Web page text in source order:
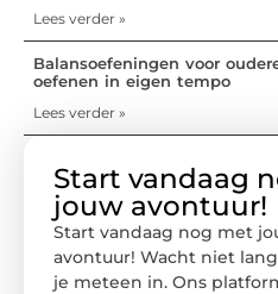
Lees verder »
Balansoefeningen voor
oefenen in eigen tempo
Lees verder »
Start vandaag
jouw avontuur!
Start vandaag nog met
avontuur! Wacht niet
je meteen in. Ons